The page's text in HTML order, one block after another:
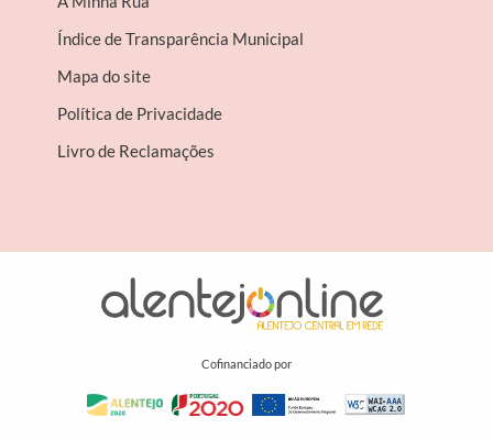
Índice de Transparência Municipal
Mapa do site
Política de Privacidade
Livro de Reclamações
Cofinanciado por